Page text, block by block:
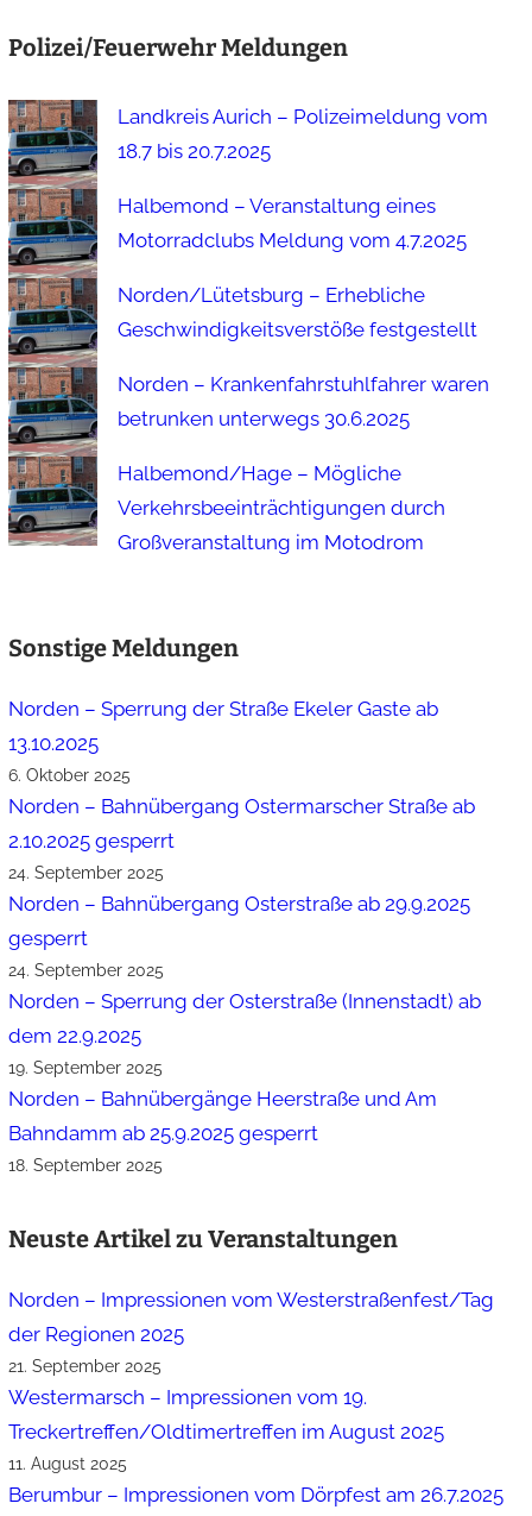
Polizei/Feuerwehr Meldungen
Landkreis Aurich – Polizeimeldung vom
18.7 bis 20.7.2025
Halbemond – Veranstaltung eines
Motorradclubs Meldung vom 4.7.2025
Norden/Lütetsburg – Erhebliche
Geschwindigkeitsverstöße festgestellt
Norden – Krankenfahrstuhlfahrer waren
betrunken unterwegs 30.6.2025
Halbemond/Hage – Mögliche
Verkehrsbeeinträchtigungen durch
Großveranstaltung im Motodrom
Sonstige Meldungen
Norden – Sperrung der Straße Ekeler Gaste ab
13.10.2025
6. Oktober 2025
Norden – Bahnübergang Ostermarscher Straße ab
2.10.2025 gesperrt
24. September 2025
Norden – Bahnübergang Osterstraße ab 29.9.2025
gesperrt
24. September 2025
Norden – Sperrung der Osterstraße (Innenstadt) ab
dem 22.9.2025
19. September 2025
Norden – Bahnübergänge Heerstraße und Am
Bahndamm ab 25.9.2025 gesperrt
18. September 2025
Neuste Artikel zu Veranstaltungen
Norden – Impressionen vom Westerstraßenfest/Tag
der Regionen 2025
21. September 2025
Westermarsch – Impressionen vom 19.
Treckertreffen/Oldtimertreffen im August 2025
11. August 2025
Berumbur – Impressionen vom Dörpfest am 26.7.2025